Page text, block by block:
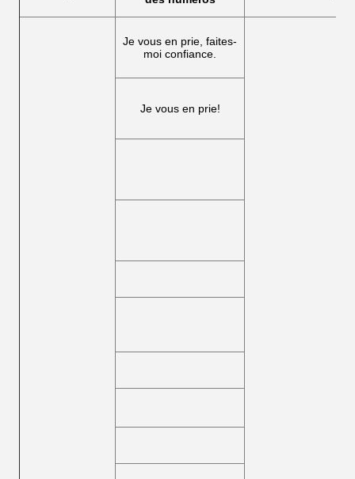
Je vous en prie, faites-
moi confiance.
Je vous en prie!